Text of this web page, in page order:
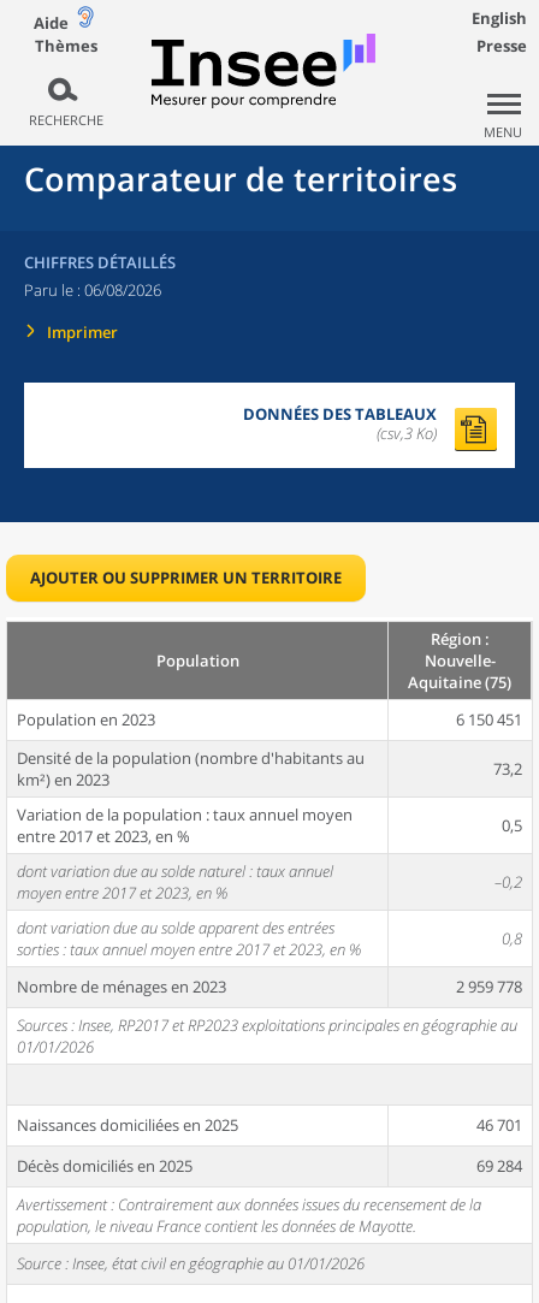
Aide
Thèmes
RECHERCHE
English
Presse
MENU
Comparateur de territoires
CHIFFRES DÉTAILLÉS
Paru le : 06/08/2026
Imprimer
DONNÉES DES TABLEAUX
(csv,3 Ko)
AJOUTER OU SUPPRIMER UN TERRITOIRE
Population
Région :
Nouvelle-
Aquitaine (75)
Population en 2023
6 150 451
Densité de la population (nombre d'habitants au
km²) en 2023
73,2
Variation de la population : taux annuel moyen
entre 2017 et 2023, en %
0,5
dont variation due au solde naturel : taux annuel
moyen entre 2017 et 2023, en %
–0,2
dont variation due au solde apparent des entrées
sorties : taux annuel moyen entre 2017 et 2023, en %
0,8
Nombre de ménages en 2023
2 959 778
Sources : Insee, RP2017 et RP2023 exploitations principales en géographie au
01/01/2026
Naissances domiciliées en 2025
46 701
Décès domiciliés en 2025
69 284
Avertissement : Contrairement aux données issues du recensement de la
population, le niveau France contient les données de Mayotte.
Source : Insee, état civil en géographie au 01/01/2026